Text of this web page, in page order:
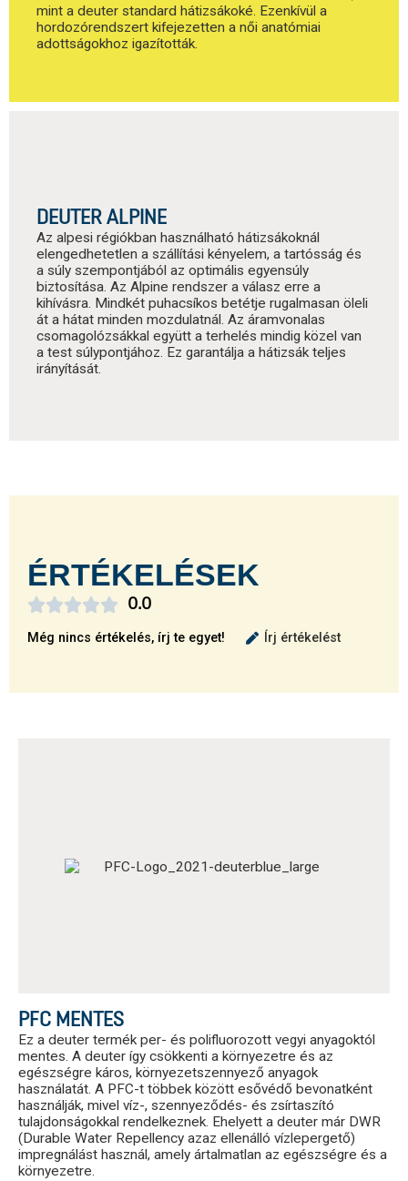
mint a deuter standard hátizsákoké. Ezenkívül a
hordozórendszert kifejezetten a női anatómiai
adottságokhoz igazították.
DEUTER ALPINE
Az alpesi régiókban használható hátizsákoknál
elengedhetetlen a szállítási kényelem, a tartósság és
a súly szempontjából az optimális egyensúly
biztosítása. Az Alpine rendszer a válasz erre a
kihívásra. Mindkét puhacsíkos betétje rugalmasan öleli
át a hátat minden mozdulatnál. Az áramvonalas
csomagolózsákkal együtt a terhelés mindig közel van
a test súlypontjához. Ez garantálja a hátizsák teljes
irányítását.
ÉRTÉKELÉSEK
0.0

Még nincs értékelés, írj te egyet! Írj értékelést
PFC MENTES
Ez a deuter termék per- és polifluorozott vegyi anyagoktól
mentes. A deuter így csökkenti a környezetre és az
egészségre káros, környezetszennyező anyagok
használatát. A PFC-t többek között esővédő bevonatként
használják, mivel víz-, szennyeződés- és zsírtaszító
tulajdonságokkal rendelkeznek. Ehelyett a deuter már DWR
(Durable Water Repellency azaz ellenálló vízlepergető)
impregnálást használ, amely ártalmatlan az egészségre és a
környezetre.